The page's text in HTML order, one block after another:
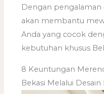
Dengan
akan membantu
Anda yang cocok
kebutuhan khusus
8 Keuntungan
Bekasi Melalui